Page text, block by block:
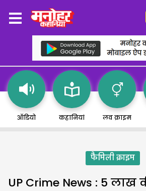
ऑडियो कहानियां लव क्राइम
फैमिली क्राइम
UP Crime News : 5 लाख